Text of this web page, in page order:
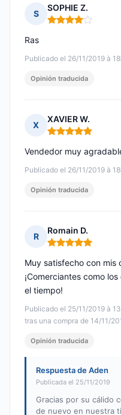
S
SOPHIE Z.
Nota: 4 de 5
Publicado el 26/11/2019 à
Ras
Opinión traducida
X
XAVIER W.
Nota: 5 de 5
Publicado el 26/11/2019 à
Vendedor muy
Opinión traducida
R
Romain D.
Nota: 5 de 5
Publicado el 25/11/2019 à
tras una compra de 14/11/
Muy satisfecho con mis
¡Comerciantes como
el tiempo!
Opinión traducida
Respuesta de Aden
Publicada el 25/11/2019
Gracias por su cálido
de nuevo en nuestra